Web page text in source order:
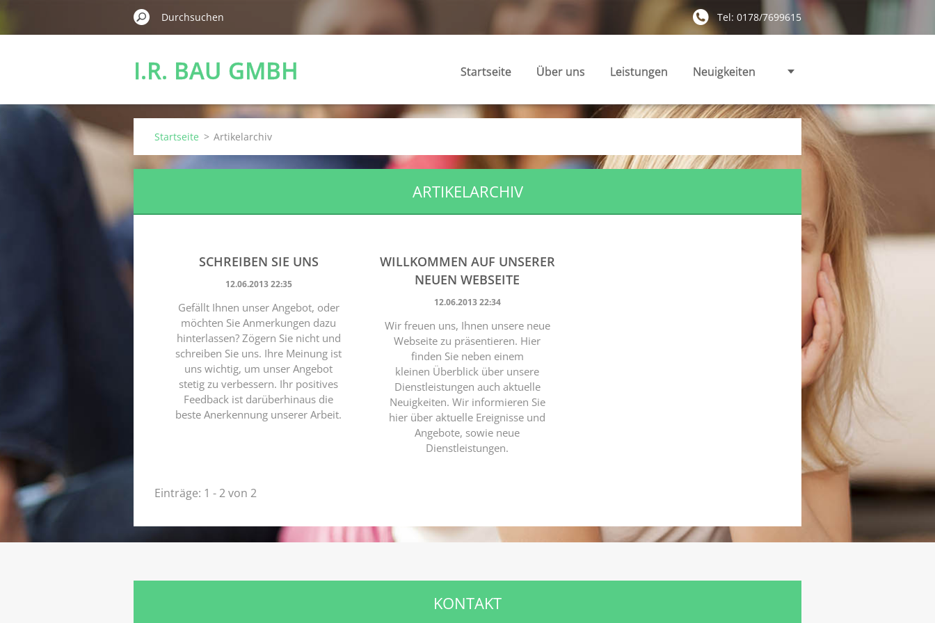
Tel: 0178/7699615
I.R. BAU GMBH Startseite Über uns Leistungen Neuigkeiten
Startseite > Artikelarchiv
ARTIKELARCHIV
SCHREIBEN SIE UNS
12.06.2013 22:35
Gefällt Ihnen unser Angebot, oder
möchten Sie Anmerkungen dazu
hinterlassen? Zögern Sie nicht und
schreiben Sie uns. Ihre Meinung ist
uns wichtig, um unser Angebot
stetig zu verbessern. Ihr positives
Feedback ist darüberhinaus die
beste Anerkennung unserer Arbeit.
WILLKOMMEN AUF UNSERER
NEUEN WEBSEITE
12.06.2013 22:34
Wir freuen uns, Ihnen unsere neue
Webseite zu präsentieren. Hier
finden Sie neben einem
kleinen Überblick über unsere
Dienstleistungen auch aktuelle
Neuigkeiten. Wir informieren Sie
hier über aktuelle Ereignisse und
Angebote, sowie neue
Dienstleistungen.
Einträge: 1 - 2 von 2
KONTAKT